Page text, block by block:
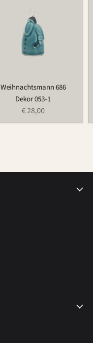
Weihnachtsmann 686
Dekor 053-1
€ 28,00